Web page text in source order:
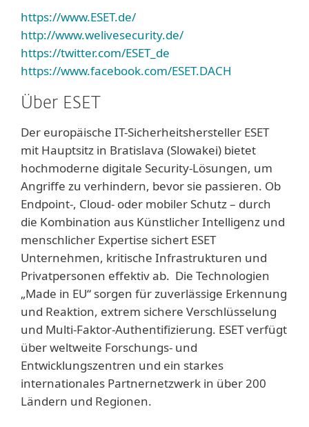
https://www.ESET.de/
http://www.welivesecurity.de/
https://twitter.com/ESET_de
https://www.facebook.com/ESET.DACH
Über ESET
Der europäische IT-Sicherheitshersteller ESET
mit Hauptsitz in Bratislava (Slowakei) bietet
hochmoderne digitale Security-Lösungen, um
Angriffe zu verhindern, bevor sie passieren. Ob
Endpoint-, Cloud- oder mobiler Schutz – durch
die Kombination aus Künstlicher Intelligenz und
menschlicher Expertise sichert ESET
Unternehmen, kritische Infrastrukturen und
Privatpersonen effektiv ab. Die Technologien
„Made in EU“ sorgen für zuverlässige Erkennung
und Reaktion, extrem sichere Verschlüsselung
und Multi-Faktor-Authentifizierung. ESET verfügt
über weltweite Forschungs- und
Entwicklungszentren und ein starkes
internationales Partnernetzwerk in über 200
Ländern und Regionen.